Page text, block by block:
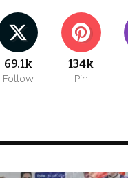
69.1k
Follow
134k
Pin